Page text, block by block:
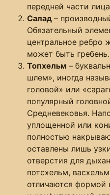
передней части
Салад –
Обязательный
центральное ребро
может быть гребень.
Топхельм –
шлем», иногда
головой» или
популярный
Средневековья.
уплощенной или
полностью
оставлены лишь
отверстия для
потсхельм,
отличаются формой